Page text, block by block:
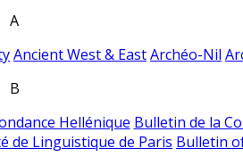
A
Ancient West & EastArchéo-Nil
B
Hellénique Bulletin de la
de Linguistique de Paris Bulletin